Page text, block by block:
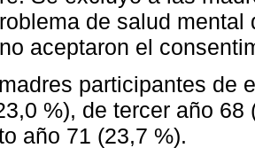
de salud
aceptaron el
participantes de
%), de tercer año
año 71 (23,7 %).